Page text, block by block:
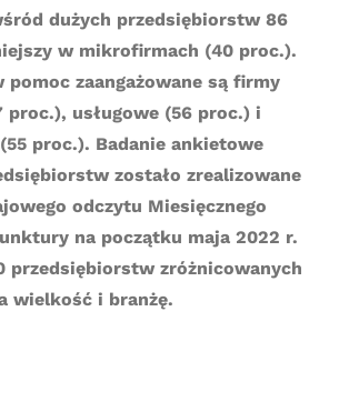
dużych przedsiębiorstw 86
w mikrofirmach (40 proc.).
pomoc zaangażowane są firmy
proc.), usługowe (56 proc.) i
proc.). Badanie ankietowe
zostało zrealizowane
odczytu Miesięcznego
na początku maja 2022 r.
przedsiębiorstw zróżnicowanych
wielkość i branżę.